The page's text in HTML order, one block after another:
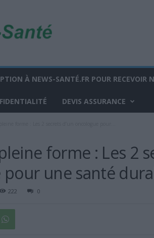
À NEWS-SANTÉ.FR POUR RECEVOIR
DEVIS ASSURANCE
forme : Les 2
pour une santé
222 0